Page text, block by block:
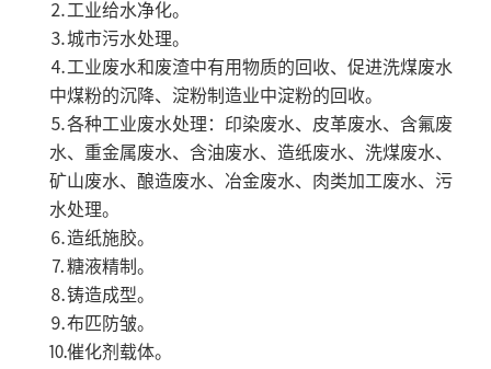
⒉工业给水净化。
⒊城市污水处理。
⒋工业废水和废渣中有用物质的回收、促进洗煤废水
中煤粉的沉降、淀粉制造业中淀粉的回收。
⒌各种工业废水处理：印染废水、皮革废水、含氟废
水、重金属废水、含油废水、造纸废水、洗煤废水、
矿山废水、酿造废水、冶金废水、肉类加工废水、污
水处理。
⒍造纸施胶。
⒎糖液精制。
⒏铸造成型。
⒐布匹防皱。
⒑催化剂载体。